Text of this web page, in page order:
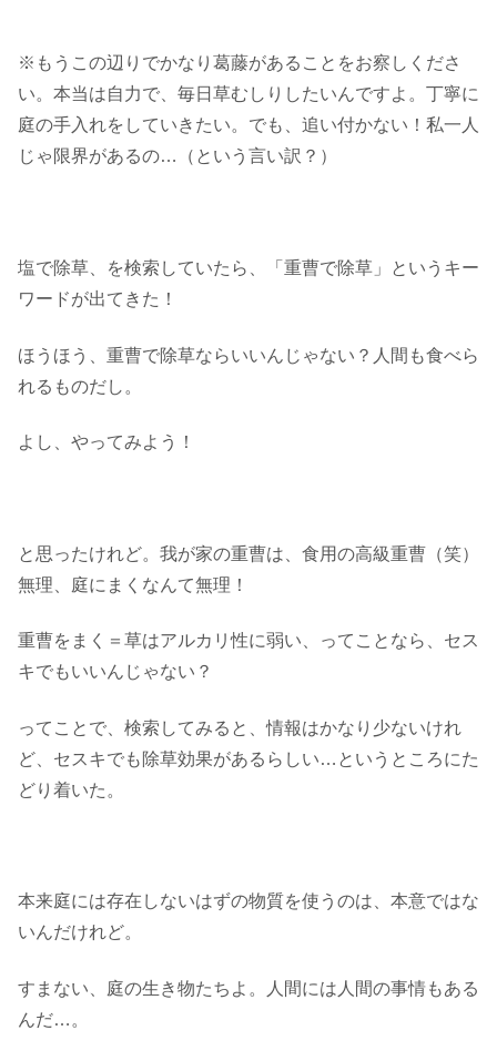
※もうこの辺りでかなり葛藤があることをお察しくださ
い。本当は自力で、毎日草むしりしたいんですよ。丁寧に
庭の手入れをしていきたい。でも、追い付かない！私一人
じゃ限界があるの…（という言い訳？）
塩で除草、を検索していたら、「重曹で除草」というキー
ワードが出てきた！
ほうほう、重曹で除草ならいいんじゃない？人間も食べら
れるものだし。
よし、やってみよう！
と思ったけれど。我が家の重曹は、食用の高級重曹（笑）
無理、庭にまくなんて無理！
重曹をまく＝草はアルカリ性に弱い、ってことなら、セス
キでもいいんじゃない？
ってことで、検索してみると、情報はかなり少ないけれ
ど、セスキでも除草効果があるらしい…というところにた
どり着いた。
本来庭には存在しないはずの物質を使うのは、本意ではな
いんだけれど。
すまない、庭の生き物たちよ。人間には人間の事情もある
んだ…。